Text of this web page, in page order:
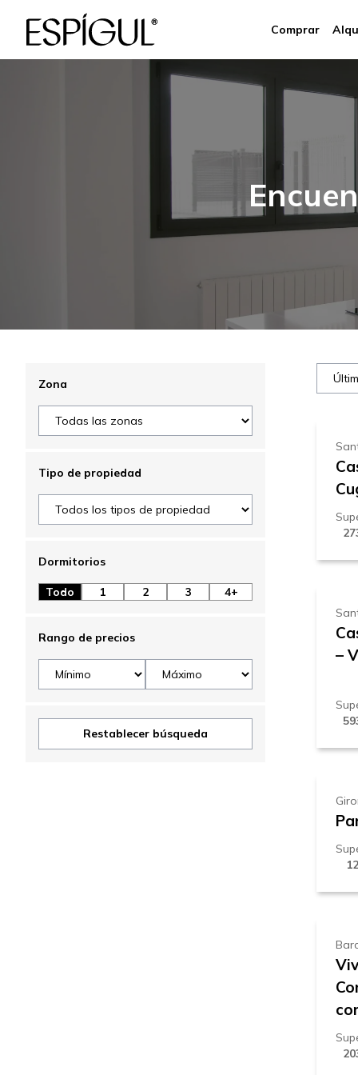
Comprar
Zona
Tipo de propiedad
Dormitorios
Todo 1 2 3 4+
Rango de precios
Restablecer búsqueda
–